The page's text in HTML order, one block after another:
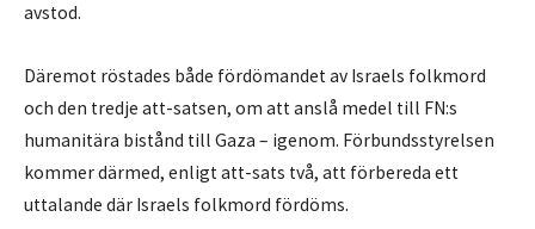
avstod.
Däremot röstades både fördömandet av Israels folkmord
och den tredje att-satsen, om att anslå medel till FN:s
humanitära bistånd till Gaza – igenom. Förbundsstyrelsen
kommer därmed, enligt att-sats två, att förbereda ett
uttalande där Israels folkmord fördöms.